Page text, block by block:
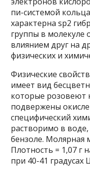
пи-системой
характерна sp2
группы в
влиянием друг на
физических и
Физические
имеет вид
которые розовеют
подвержены
специфический
растворимо в
бензоле. Молярная
Плотность = 1,07 г
при 40-41 градусах